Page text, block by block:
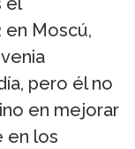
en Moscú,
pero él no
en mejorar
en los